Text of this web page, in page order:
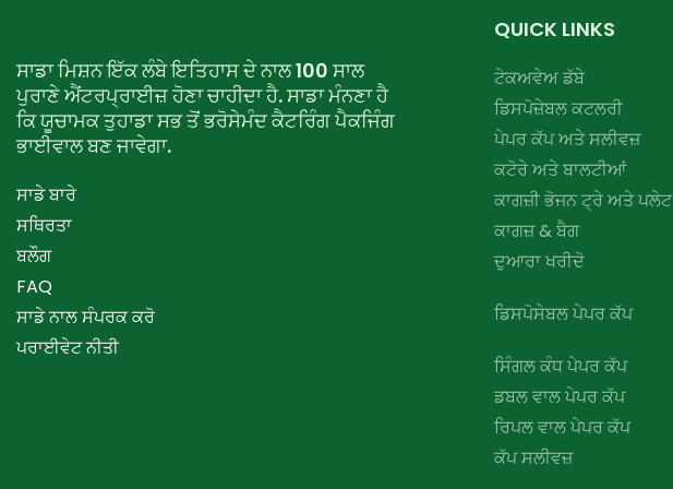
ਸਾਡਾ ਮਿਸ਼ਨ ਇੱਕ ਲੰਬੇ ਇਤਿਹਾਸ ਦੇ ਨਾਲ 100 ਸਾਲ
ਪੁਰਾਣੇ ਐਂਟਰਪ੍ਰਾਈਜ਼ ਹੋਣਾ ਚਾਹੀਦਾ ਹੈ. ਸਾਡਾ ਮੰਨਣਾ ਹੈ
ਕਿ ਯੂਚਾਮਕ ਤੁਹਾਡਾ ਸਭ ਤੋਂ ਭਰੋਸੇਮੰਦ ਕੈਟਰਿੰਗ ਪੈਕਜਿੰਗ
ਭਾਈਵਾਲ ਬਣ ਜਾਵੇਗਾ.
ਸਾਡੇ ਬਾਰੇ
ਸਥਿਰਤਾ
ਬਲੌਗ
FAQ
ਸਾਡੇ ਨਾਲ ਸੰਪਰਕ ਕਰੋ
ਪਰਾਈਵੇਟ ਨੀਤੀ
QUICK LINKS
ਟੇਕਅਵੇਅ ਡੱਬੇ
ਡਿਸਪੋਜ਼ੇਬਲ ਕਟਲਰੀ
ਪੇਪਰ ਕੱਪ ਅਤੇ ਸਲੀਵਜ਼
ਕਟੋਰੇ ਅਤੇ ਬਾਲਟੀਆਂ
ਕਾਗਜ਼ੀ ਭੋਜਨ ਟ੍ਰੇ ਅਤੇ ਪਲੇਟ
ਕਾਗਜ਼ & ਬੈਗ
ਦੁਆਰਾ ਖਰੀਦੋ
ਡਿਸਪੋਸੇਬਲ ਪੇਪਰ ਕੱਪ
ਸਿੰਗਲ ਕੰਧ ਪੇਪਰ ਕੱਪ
ਡਬਲ ਵਾਲ ਪੇਪਰ ਕੱਪ
ਰਿਪਲ ਵਾਲ ਪੇਪਰ ਕੱਪ
ਕੱਪ ਸਲੀਵਜ਼